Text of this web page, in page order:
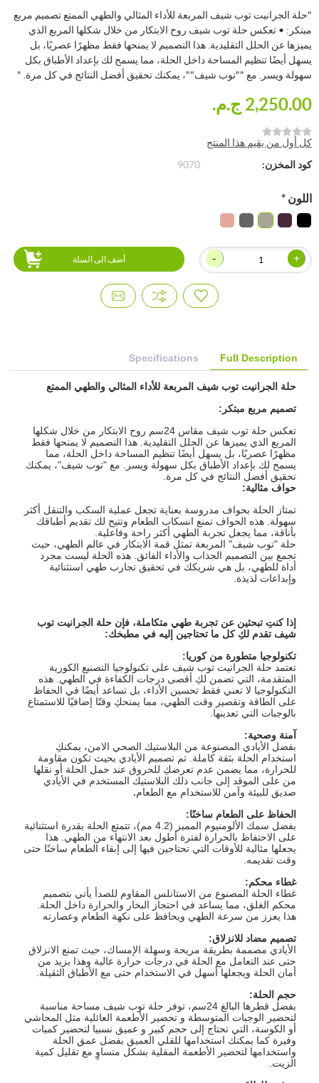
"حلة الجرانيت توب شيف المربعة للأداء المثالي والطهي الممتع تصميم مربع
مبتكر: • تعكس حلة توب شيف روح الابتكار من خلال شكلها المربع الذي
يميزها عن الحلل التقليدية. هذا التصميم لا يمنحها فقط مظهرًا عصريًا، بل
يسهل أيضًا تنظيم المساحة داخل الحلة، مما يسمح لك بإعداد الأطباق بكل
سهولة ويسر. مع ""توب شيف""، يمكنك تحقيق أفضل النتائج في كل مرة. "
2,250.00 ج.م.‏
كل أول من يقيم هذا المنتج
كود المخزن:
9070
اللون *
+
- أضف الى السلة
Full Description
Specifications
حلة الجرانيت توب شيف المربعة للأداء المثالي والطهي الممتع
تصميم مربع مبتكر :
تعكس حلة توب شيف مقاس 24سم روح الابتكار من خلال شكلها
المربع الذي يميزها عن الحلل التقليدية. هذا التصميم لا يمنحها فقط
مظهرًا عصريًا، بل يسهل أيضًا تنظيم المساحة داخل الحلة، مما
يسمح لك بإعداد الأطباق بكل سهولة ويسر. مع "توب شيف"، يمكنك
تحقيق أفضل النتائج في كل مرة.
حواف مثالية:
تمتاز الحلة بحواف مدروسة بعناية تجعل عملية السكب والتنقل أكثر
سهولة. هذه الحواف تمنع انسكاب الطعام وتتيح لك تقديم أطباقك
بأناقة، مما يجعل تجربة الطهي أكثر راحة وفاعلية.
حلة "توب شيف" المربعة تمثل قمة الابتكار في عالم الطهي، حيث
تجمع بين التصميم الجذاب والأداء الفائق. هذه الحلة ليست مجرد
أداة للطهي، بل هي شريكك في تحقيق تجارب طهي استثنائية
وإبداعات لذيذة.
إذا كنتِ تبحثين عن تجربة طهي متكاملة، فإن حلة الجرانيت توب
شيف تقدم لكِ كل ما تحتاجين إليه في مطبخك:
تكنولوجيا متطورة من كوريا:
تعتمد حلة الجرانيت توب شيف على تكنولوجيا التصنيع الكورية
المتقدمة، التي تضمن لكِ أقصى درجات الكفاءة في الطهي. هذه
التكنولوجيا لا تعني فقط تحسين الأداء، بل تساعد أيضًا في الحفاظ
على الطاقة وتقصير وقت الطهي، مما يمنحكِ وقتًا إضافيًا للاستمتاع
بالوجبات التي تعدينها.
آمنة وصحية:
بفضل الأيادي المصنوعة من البلاستيك الصحي الامن، يمكنكِ
استخدام الحلة بثقة كاملة. تم تصميم الأيادي بحيث تكون مقاومة
للحرارة، مما يضمن عدم تعرضكِ للحروق عند حمل الحلة أو نقلها
من على الموقد إلى جانب ذلك البلاستيك المستخدم في الأيادي
صديق للبيئة وآمن للاستخدام مع الطعام.
الحفاظ على الطعام ساخنًا:
بفضل سمك الألومنيوم المميز (4.2 مم)، تتمتع الحلة بقدرة استثنائية
على الاحتفاظ بالحرارة لفترة أطول بعد الانتهاء من الطهي. هذا
يجعلها مثالية للأوقات التي تحتاجين فيها إلى إبقاء الطعام ساخنًا حتى
وقت تقديمه.
غطاء محكم:
غطاء الحلة المصنوع من الاستانلس المقاوم للصدأ يأتي بتصميم
محكم الغلق، مما يساعد في احتجاز البخار والحرارة داخل الحلة.
هذا يعزز من سرعة الطهي ويحافظ على نكهة الطعام وعصارته
تصميم مضاد للانزلاق:
الأيادي مصممة بطريقة مريحة وسهلة الإمساك، حيث تمنع الانزلاق
حتى عند التعامل مع الحلة في درجات حرارة عالية وهذا يزيد من
أمان الحلة ويجعلها أسهل في الاستخدام حتى مع الأطباق الثقيلة.
حجم الحلة:
بفضل قطرها البالغ 24سم، توفر حلة توب شيف مساحة مناسبة
لتحضير الوجبات المتوسطة و تحضير الأطعمة العائلية مثل المحاشي
أو الكوسة، التي تحتاج إلى حجم كبير و عميق نسبيا لتحضير كميات
وفيرة كما يمكنك استخدامها للقلي العميق بفضل عمق الحلة
واستخدامها لتحضير الأطعمة المقلية بشكل متساوٍ مع تقليل كمية
الزيت.